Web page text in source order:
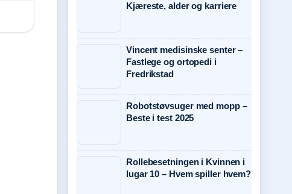
Kjæreste, alder og karriere
Vincent medisinske senter –
Fastlege og ortopedi i
Fredrikstad
Robotstøvsuger med mopp –
Beste i test 2025
Rollebesetningen i Kvinnen i
lugar 10 – Hvem spiller hvem?